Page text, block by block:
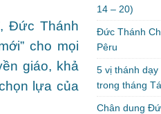
Đức Thánh
cho mọi
giáo, khả
lựa của
14 – 20)
Đức Thánh
Pêru
5 vị thánh
trong tháng
Chân dung